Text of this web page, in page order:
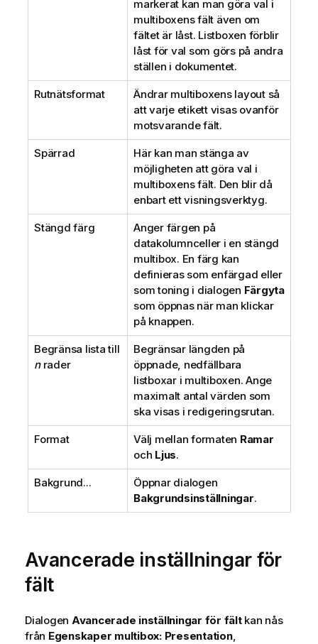
g
o
m
n
f
o
r
m
a
t
i
o
n
markerat kan man göra val i
multiboxens fält även om
fältet är låst. Listboxen förblir
låst för val som görs på andra
ställen i dokumentet.
Rutnätsformat
Ändrar multiboxens layout så
att varje etikett visas ovanför
motsvarande fält.
Spärrad
Här kan man stänga av
möjligheten att göra val i
multiboxens fält. Den blir då
enbart ett visningsverktyg.
Stängd färg
Anger färgen på
datakolumnceller i en stängd
multibox. En färg kan
definieras som enfärgad eller
som toning i dialogen Färgyta
som öppnas när man klickar
på knappen.
Begränsa lista till
nrader
Begränsar längden på
öppnade, nedfällbara
listboxar i multiboxen. Ange
maximalt antal värden som
ska visas i redigeringsrutan.
Format Välj mellan formaten Ramar
och Ljus.
Bakgrund...
Öppnar dialogen
Bakgrundsinställningar.
Avancerade inställningar för
fält
Dialogen Avancerade inställningar för fältkan nås
från Egenskaper multibox: Presentation,